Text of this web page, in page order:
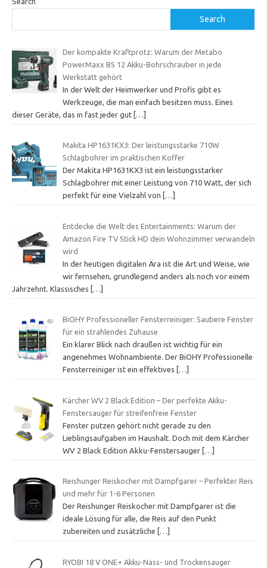
Search
Der kompakte Kraftprotz: Warum der Metabo
PowerMaxx BS 12 Akku-Bohrschrauber in jede
Werkstatt gehört
In der Welt der Heimwerker und Profis gibt es
Werkzeuge, die man einfach besitzen muss. Eines
dieser Geräte, das in fast jeder gut […]
Makita HP1631KX3: Der leistungsstarke 710W
Schlagbohrer im praktischen Koffer
Der Makita HP1631KX3 ist ein leistungsstarker
Schlagbohrer mit einer Leistung von 710 Watt, der sich
perfekt für eine Vielzahl von
[…]
Entdecke die Welt des Entertainments: Warum der
Amazon Fire TV Stick HD dein Wohnzimmer verwandeln
wird
In der heutigen digitalen Ära ist die Art und Weise, wie
wir fernsehen, grundlegend anders als noch vor einem
Jahrzehnt. Klassisches
[…]
BiOHY Professioneller Fensterreiniger: Saubere Fenster
für ein strahlendes Zuhause
Ein klarer Blick nach draußen ist wichtig für ein
angenehmes Wohnambiente. Der BiOHY Professionelle
Fensterreiniger ist ein effektives
[…]
Kärcher WV 2 Black Edition – Der perfekte Akku-
Fenstersauger für streifenfreie Fenster
Fenster putzen gehört nicht gerade zu den
Lieblingsaufgaben im Haushalt. Doch mit dem Kärcher
WV 2 Black Edition Akku-Fenstersauger […]
Reishunger Reiskocher mit Dampfgarer – Perfekter Reis
und mehr für 1-6 Personen
Der Reishunger Reiskocher mit Dampfgarer ist die
ideale Lösung für alle, die Reis auf den Punkt
zubereiten und zusätzliche
[…]
RYOBI 18 V ONE+ Akku-Nass- und Trockensauger